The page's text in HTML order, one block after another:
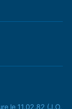
le 11.02.82 (J.O.